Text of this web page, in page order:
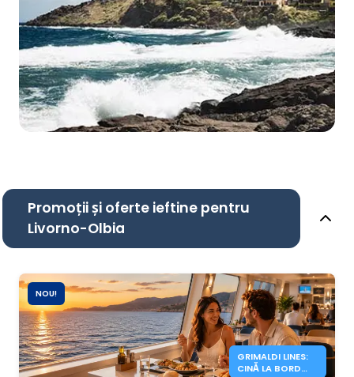
Promoții și oferte ieftine pentru
Livorno-Olbia
NOU!
GRIMALDI LINES:
CINĂ LA BORD